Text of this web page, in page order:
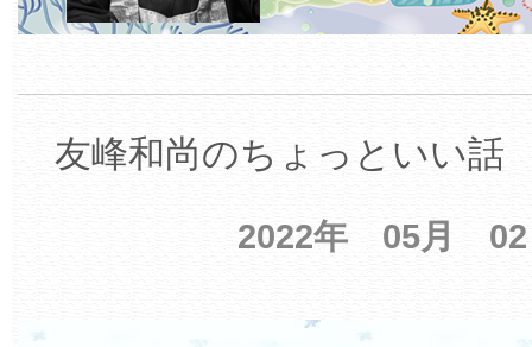
友峰和尚のちょっといい話
2022年 05月